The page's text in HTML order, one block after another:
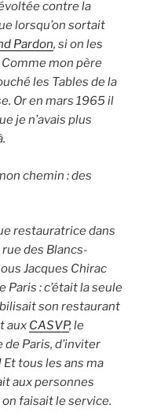
contre la
lorsqu’on sortait
Pardon, si on les
mon père
les Tables de la
Or en mars 1965 il
je n’avais plus
chemin : des
restauratrice dans
des Blancs-
Jacques Chirac
Paris : c’était la seule
son restaurant
aux CASVP, le
de Paris, d’inviter
tous les ans ma
aux personnes
faisait le service.